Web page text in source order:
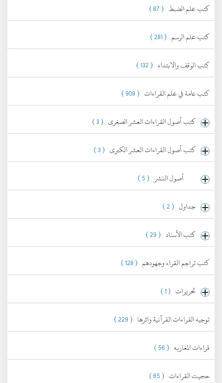
كتب علم الضبط ( 87 )
كتب علم الرسم ( 281 )
كتب الوقف والابتداء ( 132 )
كتب عامة في علم القراءات ( 909 )
كتب أصول القراءات العشر الصغرى ( 3 )
كتب أصول القراءات العشر الكبرى ( 3 )
أصول النشر ( 5 )
جداول ( 2 )
كتب الأسناد ( 29 )
كتب تراجم القراء وجهودهم ( 128 )
تحريرات ( 1 )
توجيه القراءات القرآنية واثرها ( 229 )
قراءات المغاربه ( 56 )
حجيت القراءات ( 65 )